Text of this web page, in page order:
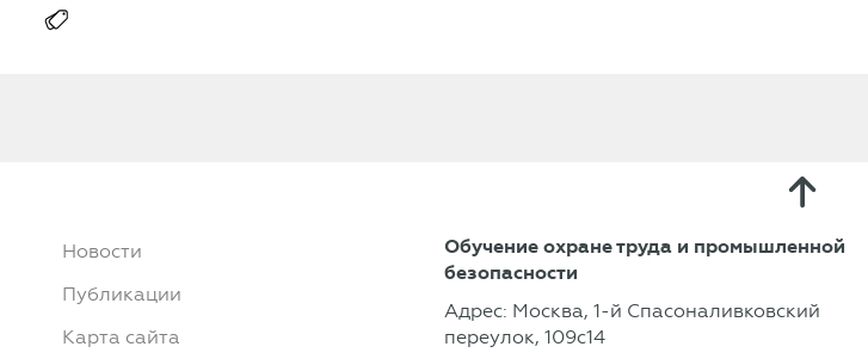
Новости
Публикации
Карта сайта
Обучение охране труда и промышленной
безопасности
Адрес: Москва, 1-й Спасоналивковский
переулок, 109с14